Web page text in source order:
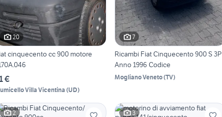
20
cinquecento cc 900 motore
€
Villa Vicentina (UD)
7
Ricambi Fiat Cinquecento 900 S 3P
Anno 1996 Codice
Mogliano Veneto(TV)
2 3